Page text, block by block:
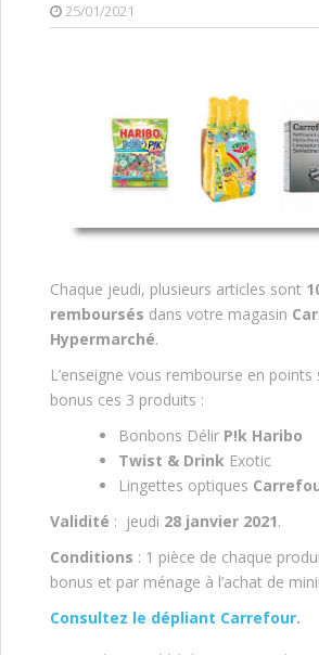
25/01/2021
Chaque jeudi, plusieurs articles sont
remboursés dans votre magasin
Hypermarché.
L’enseigne vous rembourse en
bonus ces 3 produits :
Bonbons Délir P!k Haribo
Twist & Drink Exotic
Lingettes optiques
Validité : jeudi 28 janvier 2021.
Conditions : 1 pièce de chaque
bonus et par ménage à l’achat de
Consultez le dépliant Carrefour.